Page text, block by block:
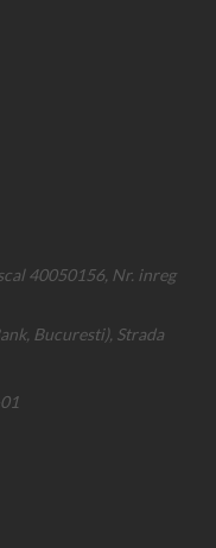
40050156, Nr. inreg
Bucuresti), Strada